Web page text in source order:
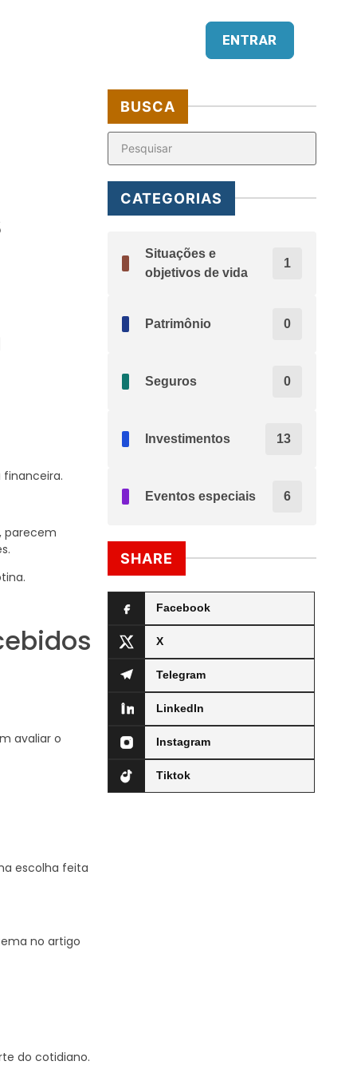
ENTRAR
parecem
avaliar o
escolha feita
no artigo
do cotidiano.
BUSCA
CATEGORIAS
Situações e
objetivos de vida
1
Patrimônio 0
Seguros 0
Investimentos 13
Eventos especiais 6
SHARE
Facebook
X
Telegram
LinkedIn
Instagram
Tiktok